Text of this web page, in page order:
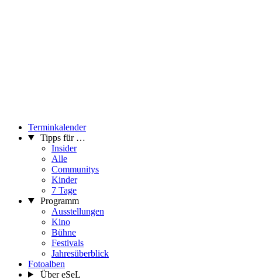
Terminkalender
Tipps für …
Insider
Alle
Communitys
Kinder
7 Tage
Programm
Ausstellungen
Kino
Bühne
Festivals
Jahresüberblick
Fotoalben
Über eSeL